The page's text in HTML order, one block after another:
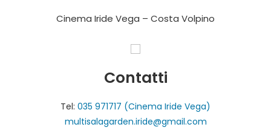
Cinema Iride Vega – Costa Volpino
Contatti
Tel: 035 971717 (Cinema Iride Vega)
multisalagarden.iride@gmail.com